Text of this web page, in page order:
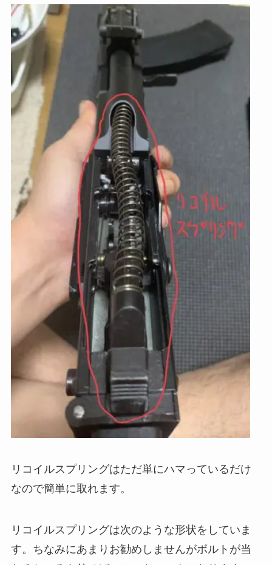
リコイルスプリングはただ単にハマっているだけ
なので簡単に取れます。
リコイルスプリングは次のような形状をしていま
す。ちなみにあまりお勧めしませんがボルトが当